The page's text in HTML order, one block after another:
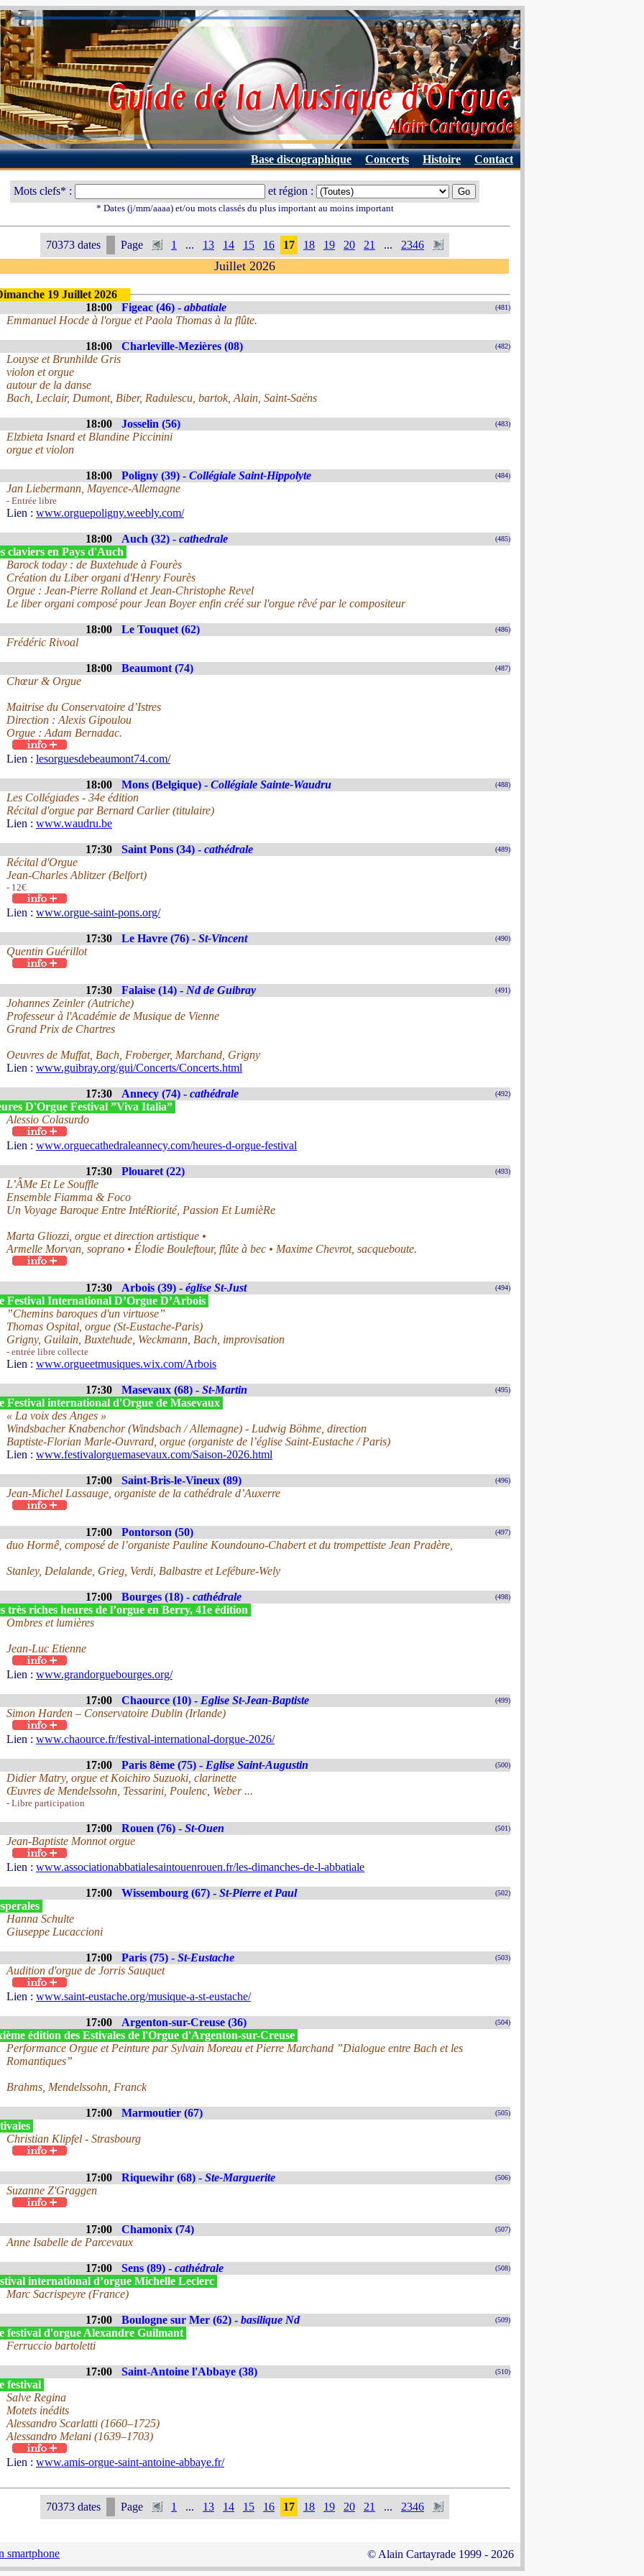
Base discographique Concerts Histoire Contact
Mots clefs* : et région :
* Dates (j/mm/aaaa) et/ou mots classés du plus important au moins important
70373 dates Page 1 ... 13 14 15 16 17 18 19 20 21 ... 2346
Juillet 2026
19 Juillet 2026
18:00
Figeac (46) - abbatiale (481)
Emmanuel Hocde à l'orgue et Paola Thomas à la flûte.
18:00 Charleville-Mezières (08) (482)
Louyse et Brunhilde Gris
violon et orgue
autour de la danse
Bach, Leclair, Dumont, Biber, Radulescu, bartok, Alain, Saint-Saëns
18:00 Josselin (56) (483)
Elzbieta Isnard et Blandine Piccinini
orgue et violon
18:00 Poligny (39) - Collégiale Saint-Hippolyte (484)
Jan Liebermann, Mayence-Allemagne
- Entrée libre
Lien : www.orguepoligny.weebly.com/
18:00 Auch (32) - cathedrale (485)
claviers en Pays d'Auch
Barock today : de Buxtehude à Fourès
Création du Liber organi d'Henry Fourès
Orgue : Jean-Pierre Rolland et Jean-Christophe Revel
Le liber organi composé pour Jean Boyer enfin créé sur l'orgue rêvé par le compositeur
18:00 Le Touquet (62) (486)
Frédéric Rivoal
18:00 Beaumont (74) (487)
Chœur & Orgue
Maitrise du Conservatoire d’Istres
Direction : Alexis Gipoulou
Orgue : Adam Bernadac.
Lien : lesorguesdebeaumont74.com/
18:00 Mons (Belgique) - Collégiale Sainte-Waudru (488)
Les Collégiades - 34e édition
Récital d'orgue par Bernard Carlier (titulaire)
Lien : www.waudru.be
17:30 Saint Pons (34) - cathédrale (489)
Récital d'Orgue
Jean-Charles Ablitzer (Belfort)
- 12€
Lien : www.orgue-saint-pons.org/
17:30 Le Havre (76) - St-Vincent (490)
Quentin Guérillot
17:30 Falaise (14) - Nd de Guibray (491)
Johannes Zeinler (Autriche)
Professeur à l'Académie de Musique de Vienne
Grand Prix de Chartres
Oeuvres de Muffat, Bach, Froberger, Marchand, Grigny
Lien : www.guibray.org/gui/Concerts/Concerts.html
17:30 Annecy (74) - cathédrale (492)
D'Orgue Festival ”Viva Italia”
Alessio Colasurdo
Lien : www.orguecathedraleannecy.com/heures-d-orgue-festival
17:30 Plouaret (22) (493)
L’ÂMe Et Le Souffle
Ensemble Fiamma & Foco
Un Voyage Baroque Entre IntéRiorité, Passion Et LumièRe
Marta Gliozzi, orgue et direction artistique •
Armelle Morvan, soprano • Élodie Bouleftour, flûte à bec • Maxime Chevrot, sacqueboute.
17:30 Arbois (39) - église St-Just (494)
Festival International D’Orgue D’Arbois
”Chemins baroques d'un virtuose”
Thomas Ospital, orgue (St-Eustache-Paris)
Grigny, Guilain, Buxtehude, Weckmann, Bach, improvisation
- entrée libre collecte
Lien : www.orgueetmusiques.wix.com/Arbois
17:30 Masevaux (68) - St-Martin (495)
Festival international d'Orgue de Masevaux
« La voix des Anges »
Windsbacher Knabenchor (Windsbach / Allemagne) - Ludwig Böhme, direction
Baptiste-Florian Marle-Ouvrard, orgue (organiste de l’église Saint-Eustache / Paris)
Lien : www.festivalorguemasevaux.com/Saison-2026.html
17:00 Saint-Bris-le-Vineux (89) (496)
Jean-Michel Lassauge, organiste de la cathédrale d’Auxerre
17:00 Pontorson (50) (497)
duo Hormê, composé de l’organiste Pauline Koundouno-Chabert et du trompettiste Jean Pradère,
Stanley, Delalande, Grieg, Verdi, Balbastre et Lefébure-Wely
17:00 Bourges (18) - cathédrale (498)
très riches heures de l’orgue en Berry, 41e édition
Ombres et lumières
Jean-Luc Etienne
Lien : www.grandorguebourges.org/
17:00 Chaource (10) - Eglise St-Jean-Baptiste (499)
Simon Harden – Conservatoire Dublin (Irlande)
Lien : www.chaource.fr/festival-international-dorgue-2026/
17:00 Paris 8ème (75) - Eglise Saint-Augustin (500)
Didier Matry, orgue et Koichiro Suzuoki, clarinette
Œuvres de Mendelssohn, Tessarini, Poulenc, Weber ...
- Libre participation
17:00 Rouen (76) - St-Ouen (501)
Jean-Baptiste Monnot orgue
Lien : www.associationabbatialesaintouenrouen.fr/les-dimanches-de-l-abbatiale
17:00 Wissembourg (67) - St-Pierre et Paul (502)
Hanna Schulte
Giuseppe Lucaccioni
17:00 Paris (75) - St-Eustache (503)
Audition d'orgue de Jorris Sauquet
Lien : www.saint-eustache.org/musique-a-st-eustache/
17:00 Argenton-sur-Creuse (36) (504)
édition des Estivales de l'Orgue d'Argenton-sur-Creuse
Performance Orgue et Peinture par Sylvain Moreau et Pierre Marchand ”Dialogue entre Bach et les
Romantiques”
Brahms, Mendelssohn, Franck
17:00 Marmoutier (67) (505)
Christian Klipfel - Strasbourg
17:00 Riquewihr (68) - Ste-Marguerite (506)
Suzanne Z'Graggen
17:00 Chamonix (74) (507)
Anne Isabelle de Parcevaux
17:00 Sens (89) - cathédrale (508)
international d’orgue Michelle Leclerc
Marc Sacrispeyre (France)
17:00 Boulogne sur Mer (62) - basilique Nd (509)
festival d'orgue Alexandre Guilmant
Ferruccio bartoletti
17:00 Saint-Antoine l'Abbaye (38) (510)
festival
Salve Regina
Motets inédits
Alessandro Scarlatti (1660–1725)
Alessandro Melani (1639–1703)
Lien : www.amis-orgue-saint-antoine-abbaye.fr/
70373 dates Page 1 ... 13 14 15 16 17 18 19 20 21 ... 2346
smartphone © Alain Cartayrade 1999 - 2026